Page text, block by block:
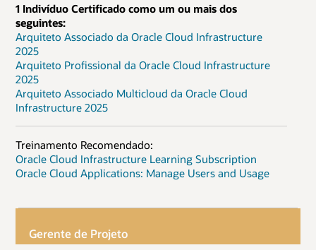
1 Indivíduo Certificado como um ou mais dos
seguintes:
Arquiteto Associado da Oracle Cloud Infrastructure
2025
Arquiteto Profissional da Oracle Cloud Infrastructure
2025
Arquiteto Associado Multicloud da Oracle Cloud
Infrastructure 2025
Treinamento Recomendado:
Oracle Cloud Infrastructure Learning Subscription
Oracle Cloud Applications: Manage Users and Usage
Gerente de Projeto